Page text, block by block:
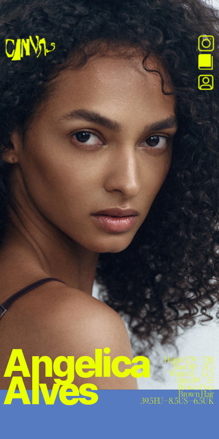
Height 1.79—5'10
Bust 80—31’5
Waist 62—24’5
Hips 89—35
Brown Eyes
Brown Hair
39.5EU—8.5US—6.5UK
Angelica
Alves